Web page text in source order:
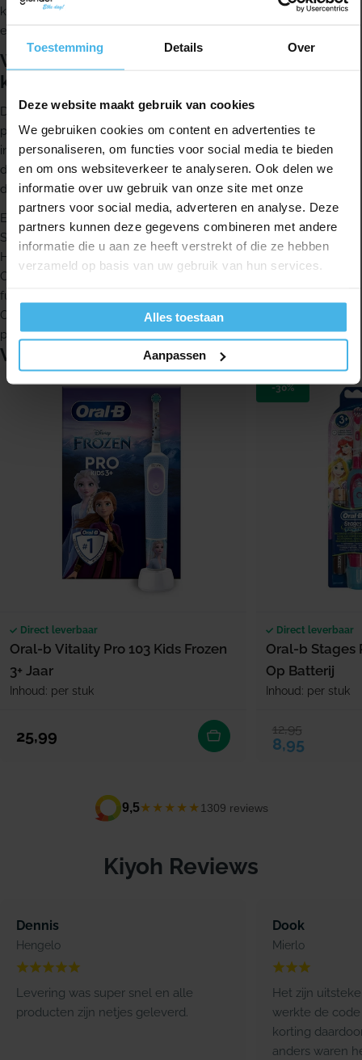
Toestemming Details Over
Deze website maakt gebruik van cookies
We gebruiken cookies om content en advertenties te
personaliseren, om functies voor social media te bieden
en om ons websiteverkeer te analyseren. Ook delen we
informatie over uw gebruik van onze site met onze
partners voor social media, adverteren en analyse. Deze
partners kunnen deze gegevens combineren met andere
informatie die u aan ze heeft verstrekt of die ze hebben
verzameld op basis van uw gebruik van hun services.
Alles toestaan
Aanpassen
kindergebit en is ontwikkeld met aandacht voor gebruiksgemak
en een kindvriendelijke poetsbeleving.
Waarom kiezen voor deze
kindertandenborstel
De Oral-B Vitality Pro 103 Kids Spiderman is ontwikkeld om
poetsen aantrekkelijker te maken voor jonge kinderen, zonder
ingewikkeld te zijn in gebruik. Daarmee past hij goed bij ouders
die voor het kindergebit een elektrische tandenborstel zoeken
die aansluit bij een dagelijkse routine.
Elektrische tandenborstel voor kinderen vanaf 3 jaar
Spider-Man ontwerp dat tandenpoetsen leuker maakt
Helpt bij het ontwikkelen van goede poetsgewoonten
Combineert de reinigingskracht van Oral-B met kindvriendelijke
functies
Ontwikkeld voor een effectieve en kindvriendelijke
poetsbeleving
Vergelijkbare producten
Direct leverbaar
Oral-b Vitality Pro 103 Kids Frozen
3+ Jaar
Inhoud: per stuk
Normale prijs
25,99
-30%
Direct leverbaar
Oral-b Stages
Op Batterij
Inhoud: per stuk
Verkoopprijs
8,95
Normale prijs
12,95
9,5★★★★★ 1309 reviews
Kiyoh Reviews
Dennis
Hengelo
Levering was super snel en alle
producten zijn netjes geleverd.
Dook
Mierlo
Het zijn
werkte de code
korting
anders waren